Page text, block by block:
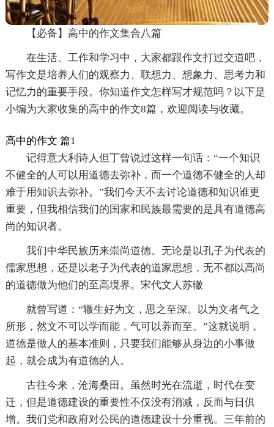
【必备】高中的作文集合八篇
在生活、工作和学习中，大家都跟作文打过交道吧，
写作文是培养人们的观察力、联想力、想象力、思考力和
记忆力的重要手段。你知道作文怎样写才规范吗？以下是
小编为大家收集的高中的作文8篇，欢迎阅读与收藏。
高中的作文 篇1
记得意大利诗人但丁曾说过这样一句话：“一个知识
不健全的人可以用道德去弥补，而一个道德不健全的人却
难于用知识去弥补。”我们今天不去讨论道德和知识谁更
重要，但我相信我们的国家和民族最需要的是具有道德高
尚的知识者。
我们中华民族历来崇尚道德。无论是以孔子为代表的
儒家思想，还是以老子为代表的道家思想，无不都以高尚
的道德做为他们的至高境界。宋代文人苏辙
就曾写道：“辙生好为文，思之至深。以为文者气之
所形，然文不可以学而能，气可以养而至。”这就说明，
道德是做人的基本准则，只要我们能够从身边的小事做
起，就会成为有道德的人。
古往今来，沧海桑田。虽然时光在流逝，时代在变
迁，但是道德建设的重要性不仅没有消减，反而与日俱
增。我们党和政府对公民的道德建设十分重视。三年前的